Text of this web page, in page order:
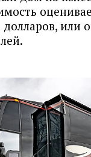
или